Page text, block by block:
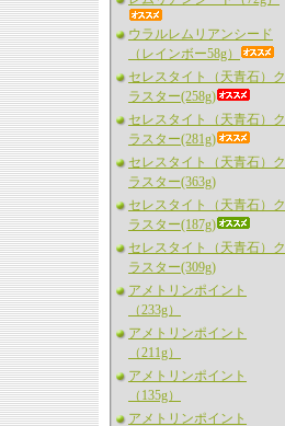
ウラルレムリアンシード
（レインボー58g）
セレスタイト（天青石）ク
ラスター(258g)
セレスタイト（天青石）ク
ラスター(281g)
セレスタイト（天青石）ク
ラスター(363g)
セレスタイト（天青石）ク
ラスター(187g)
セレスタイト（天青石）ク
ラスター(309g)
アメトリンポイント
（233g）
アメトリンポイント
（211g）
アメトリンポイント
（135g）
アメトリンポイント